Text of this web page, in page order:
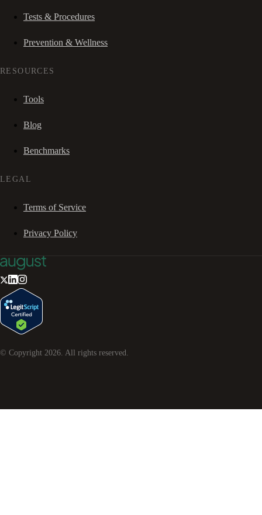
Tests & Procedures
Prevention & Wellness
RESOURCES
Tools
Blog
Benchmarks
LEGAL
Terms of Service
Privacy Policy
© Copyright 2026. All rights reserved.